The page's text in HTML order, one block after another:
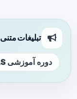
تبلیغات متنی
دوره آموزشی ATLS